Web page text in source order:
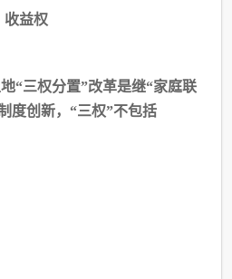
收益权
“三权分置”改革是继“家庭联
度创新，“三权”不包括